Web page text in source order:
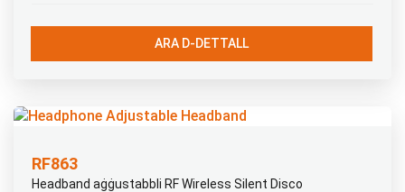
ARA D-DETTALL
RF863
Headband aġġustabbli RF Wireless Silent Disco